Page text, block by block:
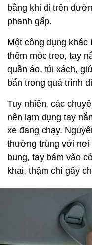
bằng khi đi trên
phanh gấp.
Một công dụng
thêm móc treo, tay
quần áo, túi xách,
bẩn trong quá trình
Tuy nhiên, các
nên lạm dụng tay
xe đang chạy.
thường trùng với nơi
bung, tay bám vào
khai, thậm chí gây